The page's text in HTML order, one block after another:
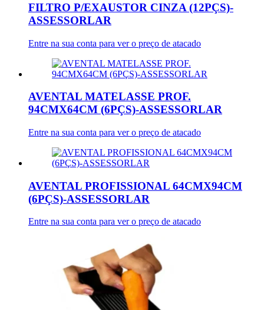
FILTRO P/EXAUSTOR CINZA (12PÇS)-
ASSESSORLAR
Entre na sua conta para ver o preço de atacado
AVENTAL MATELASSE PROF.
94CMX64CM (6PÇS)-ASSESSORLAR
Entre na sua conta para ver o preço de atacado
AVENTAL PROFISSIONAL 64CMX94CM
(6PÇS)-ASSESSORLAR
Entre na sua conta para ver o preço de atacado